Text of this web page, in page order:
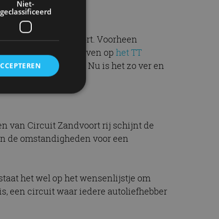
naar Zandvoort. Voorheen
van leren) gegeven op het TT
auto’s is bedoeld. Nu is het zo ver en
van Circuit Zandvoort rij schijnt de
de omstandigheden voor een
het wel op het wensenlijstje om
een circuit waar iedere autoliefhebber
Niet-
geclassificeerd
en
om
van de bezoeker
van de
van